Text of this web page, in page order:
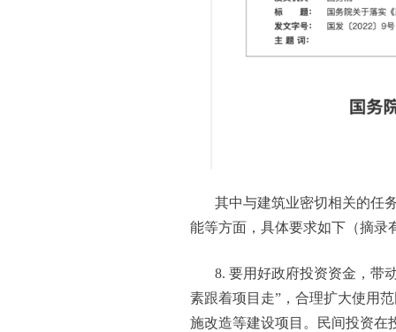
其中与建筑业密切相关的任
能等方面，具体要求如下（摘录
8. 要用好政府投资资金，带
素跟着项目走”，合理扩大使用
施改造等建设项目。民间投资在